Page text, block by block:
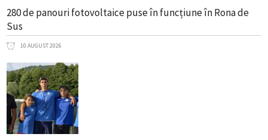
280 de panouri fotovoltaice puse în funcțiune în Rona de
Sus
10 AUGUST 2026